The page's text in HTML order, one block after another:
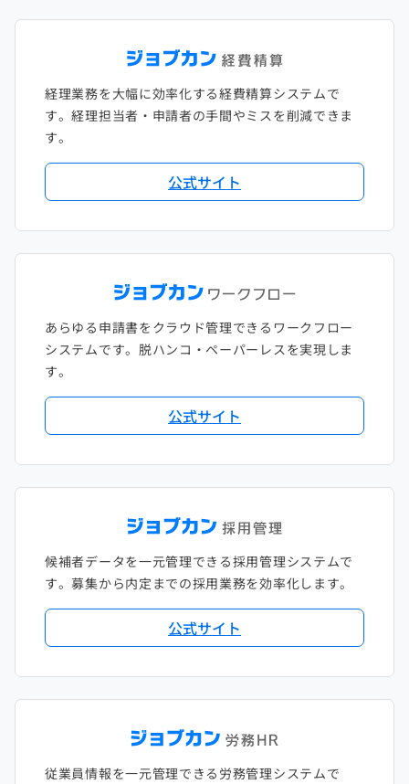
経理業務を大幅に効率化する経費精算システムで
す。経理担当者・申請者の手間やミスを削減できま
す。
公式サイト
あらゆる申請書をクラウド管理できるワークフロー
システムです。脱ハンコ・ペーパーレスを実現しま
す。
公式サイト
候補者データを一元管理できる採用管理システムで
す。募集から内定までの採用業務を効率化します。
公式サイト
従業員情報を一元管理できる労務管理システムで